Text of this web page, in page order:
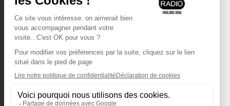
L'application Iphone
/ Android
Téléchargez l'application
Les cookies